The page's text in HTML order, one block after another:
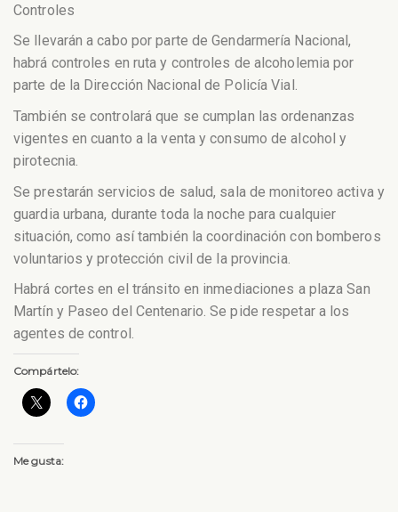
Controles
Se llevarán a cabo por parte de Gendarmería Nacional,
habrá controles en ruta y controles de alcoholemia por
parte de la Dirección Nacional de Policía Vial.
También se controlará que se cumplan las ordenanzas
vigentes en cuanto a la venta y consumo de alcohol y
pirotecnia.
Se prestarán servicios de salud, sala de monitoreo activa y
guardia urbana, durante toda la noche para cualquier
situación, como así también la coordinación con bomberos
voluntarios y protección civil de la provincia.
Habrá cortes en el tránsito en inmediaciones a plaza San
Martín y Paseo del Centenario. Se pide respetar a los
agentes de control.
Compártelo:
Me gusta: